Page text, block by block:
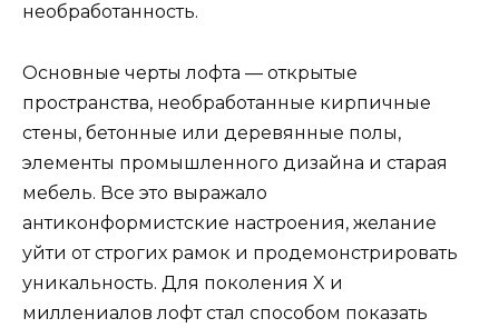
необработанность.
Основные черты лофта — открытые
пространства, необработанные кирпичные
стены, бетонные или деревянные полы,
элементы промышленного дизайна и старая
мебель. Все это выражало
антиконформистские настроения, желание
уйти от строгих рамок и продемонстрировать
уникальность. Для поколения X и
миллениалов лофт стал способом показать